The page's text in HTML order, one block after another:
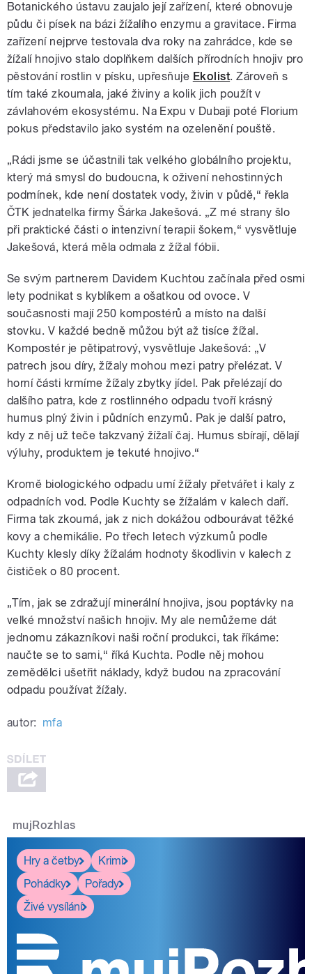
Botanického ústavu zaujalo její zařízení, které obnovuje
půdu či písek na bázi žížalího enzymu a gravitace. Firma
zařízení nejprve testovala dva roky na zahrádce, kde se
žížalí hnojivo stalo doplňkem dalších přírodních hnojiv pro
pěstování rostlin v písku, upřesňuje Ekolist. Zároveň s
tím také zkoumala, jaké živiny a kolik jich použít v
závlahovém ekosystému. Na Expu v Dubaji poté Florium
pokus představilo jako systém na ozelenění pouště.
„Rádi jsme se účastnili tak velkého globálního projektu,
který má smysl do budoucna, k oživení nehostinných
podmínek, kde není dostatek vody, živin v půdě,“ řekla
ČTK jednatelka firmy Šárka Jakešová. „Z mé strany šlo
při praktické části o intenzivní terapii šokem,“ vysvětluje
Jakešová, která měla odmala z žížal fóbii.
Se svým partnerem Davidem Kuchtou začínala před osmi
lety podnikat s kyblíkem a ošatkou od ovoce. V
současnosti mají 250 kompostérů a místo na další
stovku. V každé bedně můžou být až tisíce žížal.
Kompostér je pětipatrový, vysvětluje Jakešová: „V
patrech jsou díry, žížaly mohou mezi patry přelézat. V
horní části krmíme žížaly zbytky jídel. Pak přelézají do
dalšího patra, kde z rostlinného odpadu tvoří krásný
humus plný živin i půdních enzymů. Pak je další patro,
kdy z něj už teče takzvaný žížalí čaj. Humus sbírají, dělají
výluhy, produktem je tekuté hnojivo.“
Kromě biologického odpadu umí žížaly přetvářet i kaly z
odpadních vod. Podle Kuchty se žížalám v kalech daří.
Firma tak zkoumá, jak z nich dokážou odbourávat těžké
kovy a chemikálie. Po třech letech výzkumů podle
Kuchty klesly díky žížalám hodnoty škodlivin v kalech z
čističek o 80 procent.
„Tím, jak se zdražují minerální hnojiva, jsou poptávky na
velké množství našich hnojiv. My ale nemůžeme dát
jednomu zákazníkovi naši roční produkci, tak říkáme:
naučte se to sami,“ říká Kuchta. Podle něj mohou
zemědělci ušetřit náklady, když budou na zpracování
odpadu používat žížaly.
autor: mfa
mujRozhlas
Hry a četby
Krimi
Pohádky
Pořady
Živé vysílání